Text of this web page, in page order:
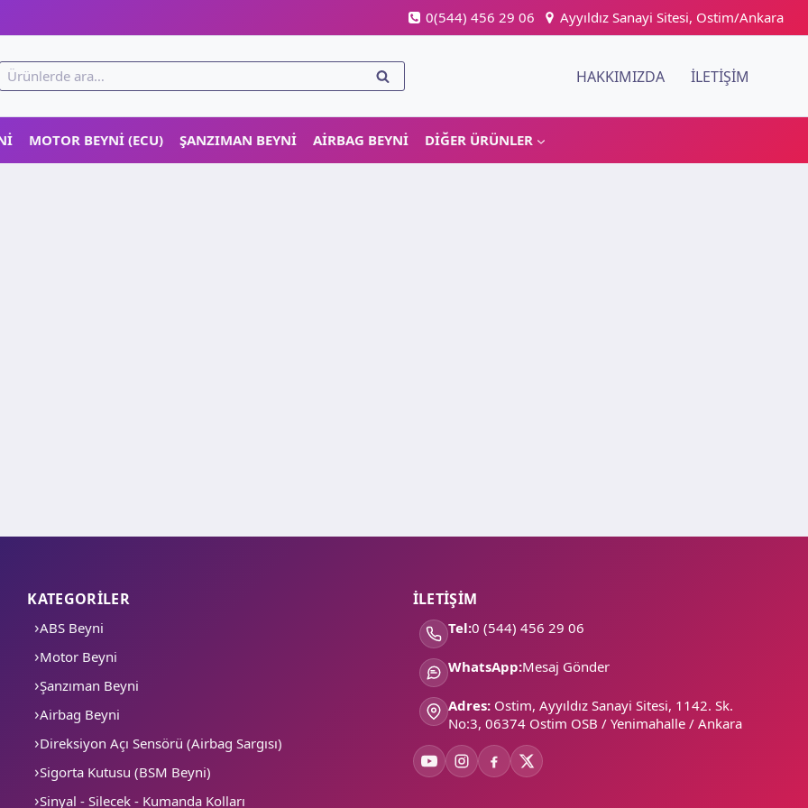
0(544) 456 29 06 Ayyıldız Sanayi Sitesi, Ostim/Ankara
Ara:
ARA HAKKIMIZDA İLETIŞIM
MOTOR BEYNI (ECU) ŞANZIMAN BEYNI AIRBAG BEYNI DIĞER ÜRÜNLER
KATEGORİLER
ABS Beyni
Motor Beyni
Şanzıman Beyni
Airbag Beyni
Direksiyon Açı Sensörü (Airbag Sargısı)
Sigorta Kutusu (BSM Beyni)
Sinyal - Silecek - Kumanda Kolları
İLETİŞİM
Tel:0 (544) 456 29 06
WhatsApp:Mesaj Gönder
Adres: Ostim, Ayyıldız Sanayi Sitesi, 1142. Sk.
No:3, 06374 Ostim OSB / Yenimahalle / Ankara